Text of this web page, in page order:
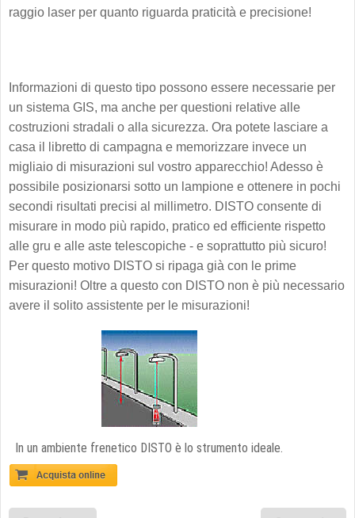
raggio laser per quanto riguarda praticità e precisione!
Informazioni di questo tipo possono essere necessarie per
un sistema GIS, ma anche per questioni relative alle
costruzioni stradali o alla sicurezza. Ora potete lasciare a
casa il libretto di campagna e memorizzare invece un
migliaio di misurazioni sul vostro apparecchio! Adesso è
possibile posizionarsi sotto un lampione e ottenere in pochi
secondi risultati precisi al millimetro. DISTO consente di
misurare in modo più rapido, pratico ed efficiente rispetto
alle gru e alle aste telescopiche - e soprattutto più sicuro!
Per questo motivo DISTO si ripaga già con le prime
misurazioni! Oltre a questo con DISTO non è più necessario
avere il solito assistente per le misurazioni!
In un ambiente frenetico DISTO è lo strumento ideale.